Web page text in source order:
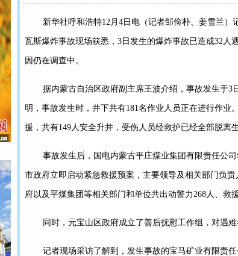
新华社呼和浩特12月4日电（记者邹俭朴、姜雪兰
瓦斯爆炸事故现场获悉，3日发生的爆炸事故已造成32
因仍在调查中。
据内蒙古自治区政府副主席王波介绍，事故发生于3
明，事故发生时，井下共有181名作业人员正在进行作
援，共有149人安全升井，受伤人员经救护已经全部脱离
事故发生后，国电内蒙古平庄煤业集团有限责任公
市政府立即启动紧急救援预案，主要领导及相关部门负
府以及平煤集团等相关部门和单位共出动警力268人、救
同时，元宝山区政府成立了善后抚慰工作组，对遇
记者现场采访了解到，发生事故的宝马矿业有限责